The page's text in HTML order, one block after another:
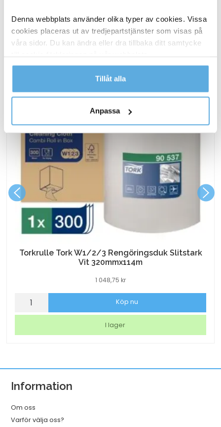
Denna webbplats använder olika typer av cookies. Vissa
cookies placeras ut av tredjepartstjänster som visas på
våra sidor. Du kan ändra eller dra tillbaka ditt samtycke
Läs mer i vår integritetspolicy om vilka vi är, hur du
kontaktar oss och på vilket sätt vi behandlar
Tillåt alla
Anpassa
ANDRA KÖPTE OCKSÅ
Torkrulle Tork W1/2/3 Rengöringsduk Slitstark
Vit 320mmx114m
1 048,75 kr
Torkrulle
Rengöringsduk
320mmx114m
mängd
Köp nu
I lager
Information
Om oss
Varför välja oss?